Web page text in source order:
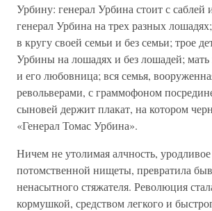
Урбину: генерал Урбина стоит с саблей
генерал Урбина на трех разных
в кругу своей семьи и без семьи; трое
Урбины на лошадях и без лошадей;
и его любовница; вся семья,
револьверами, с граммофоном
сыновей держит плакат, на котором
«Генерал Томас Урбина».
Ничем не утолимая алчность,
потомственной нищеты, превратила
ненасытного стяжателя. Революция
кормушкой, средством легкого и